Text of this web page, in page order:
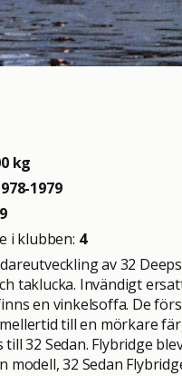
kg
1979
9
i klubben: 4
av 32
taklucka. Invändigt
en vinkelsoffa. De
till en mörkare
32 Sedan. Flybridge
modell, 32 Sedan